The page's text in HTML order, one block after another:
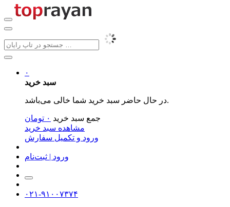
۰
سبد خرید
در حال حاضر سبد خرید شما خالی می‌باشد.
جمع سبد خرید ۰ تومان
مشاهده سبد خرید
ورود و تکمیل سفارش
ورود | ثبت‌نام
۰۲۱-۹۱۰۰۷۳۷۴